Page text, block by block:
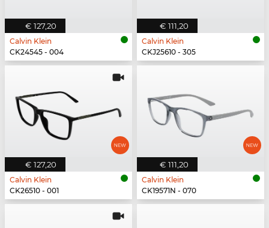
€ 127,20
Calvin Klein
CK24545 - 004
€ 111,20
Calvin Klein
CKJ25610 - 305
€ 127,20
Calvin Klein
CK26510 - 001
€ 111,20
Calvin Klein
CK19571N - 070